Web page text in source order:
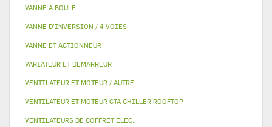
VANNE A BOULE
VANNE D’INVERSION / 4 VOIES
VANNE ET ACTIONNEUR
VARIATEUR ET DEMARREUR
VENTILATEUR ET MOTEUR / AUTRE
VENTILATEUR ET MOTEUR CTA CHILLER ROOFTOP
VENTILATEURS DE COFFRET ELEC.